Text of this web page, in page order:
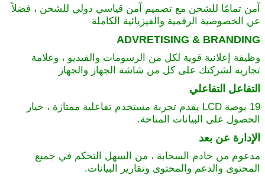
آمن تمامًا للشحن مع تصميم آمن قياسي دولي للشحن ، فضلاً
عن الخصوصية الرقمية والفيزيائية الكاملة
ADVRETISING & BRANDING
وظيفة إعلانية قوية لكل من الرسومات والفيديو ، وعلامة
تجارية لشركتك على كل من شاشة الجهاز والجهاز
التفاعل التفاعلي
19 بوصة LCD يقدم تجربة مستخدم تفاعلية ممتازة ، خيار
الحصول على البيانات المتاحة.
الإدارة عن بعد
مدعوم من خادم السحابة ، من السهل التحكم في جميع
المحتوى والدعم والمحتوى وتقارير البيانات.